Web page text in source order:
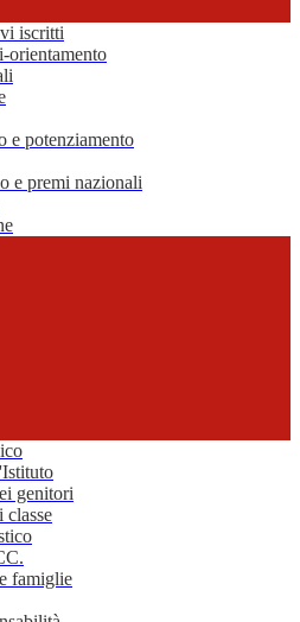
iscritti
orientamento
e potenziamento
e premi nazionali
genitori
classe
famiglie